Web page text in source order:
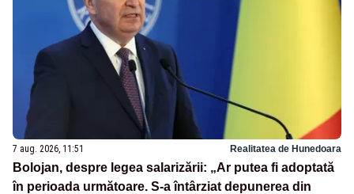
7 aug. 2026, 11:51 Realitatea de Hunedoara
Bolojan, despre legea salarizării: „Ar putea fi adoptată
în perioada următoare. S-a întârziat depunerea din